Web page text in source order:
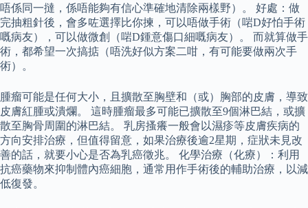
唔係同一撻，係唔能夠有信心準確地清除兩樣野）。 好處：做
完抽粗針後，會多咗選擇比你揀，可以唔做手術（啱D好怕手術
嘅病友），可以做微創（啱D鍾意傷口細嘅病友）。 而就算做手
術，都希望一次搞掂（唔洗好似方案二咁，有可能要做兩次手
術）。
腫瘤可能是任何大小，且擴散至胸壁和（或）胸部的皮膚，導致
皮膚紅腫或潰爛。 這時腫瘤最多可能已擴散至9個淋巴結，或擴
散至胸骨周圍的淋巴結。 乳房搔癢一般會以濕疹等皮膚疾病的
方向安排治療，但值得留意，如果治療後逾2星期，症狀未見改
善的話，就要小心是否為乳癌徵兆。 化學治療（化療）：利用
抗癌藥物來抑制體內癌細胞，通常用作手術後的輔助治療，以減
低復發。